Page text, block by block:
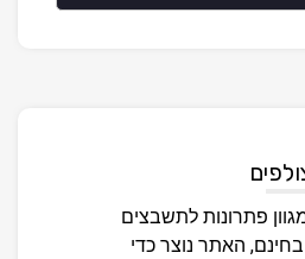
פתרונות לתשבצים
האתר נוצר כדי